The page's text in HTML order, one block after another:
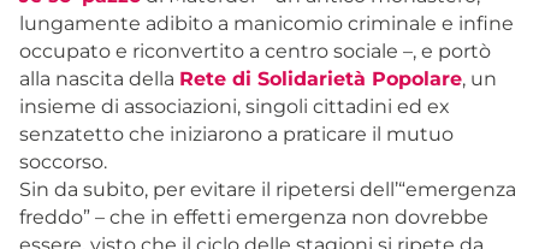
lungamente adibito a manicomio criminale e infine
occupato e riconvertito a centro sociale –, e portò
alla nascita della Rete di Solidarietà Popolare, un
insieme di associazioni, singoli cittadini ed ex
senzatetto che iniziarono a praticare il mutuo
soccorso.
Sin da subito, per evitare il ripetersi dell’“emergenza
freddo” – che in effetti emergenza non dovrebbe